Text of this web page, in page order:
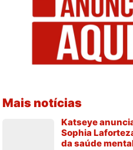
Mais notícias
Katseye
Sophia
da saúde